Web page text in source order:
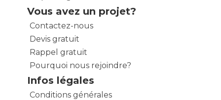
Vous avez un projet?
Contactez-nous
Devis gratuit
Rappel gratuit
Pourquoi nous rejoindre?
Infos légales
Conditions générales